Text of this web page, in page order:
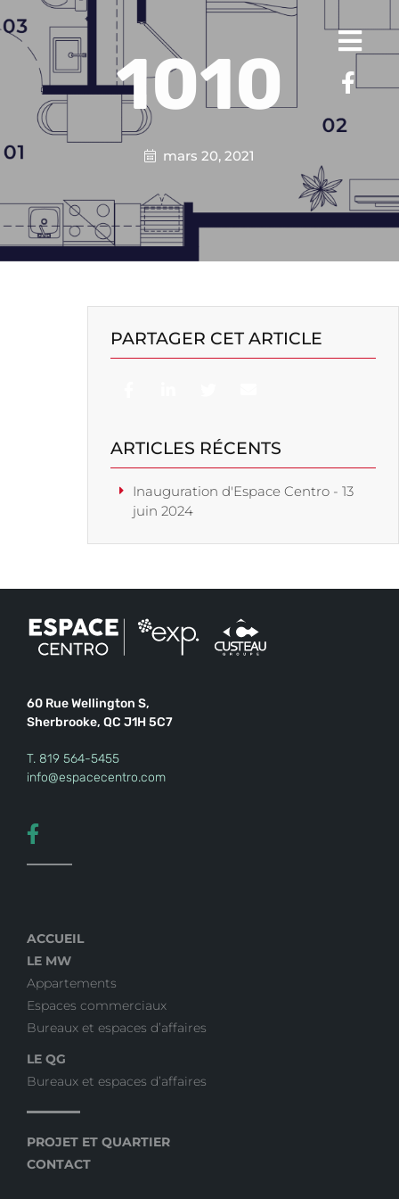
1010
mars 20, 2021
PARTAGER CET ARTICLE
ARTICLES RÉCENTS
Inauguration d'Espace Centro - 13
juin 2024
60 Rue Wellington S,
Sherbrooke, QC J1H 5C7
T. 819 564-5455
info@espacecentro.com
ACCUEIL
LE MW
Appartements
Espaces commerciaux
Bureaux et espaces d’affaires
LE QG
Bureaux et espaces d’affaires
PROJET ET QUARTIER
CONTACT